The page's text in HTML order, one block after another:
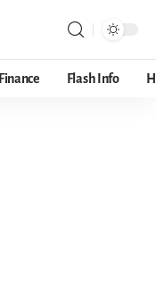
Finance Flash Info